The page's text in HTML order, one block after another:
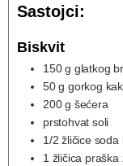
Sastojci:
Biskvit
150 g glatkog
50 g gorkog
200 g šećera
prstohvat soli
1/2 žličice soda
1 žličica praška